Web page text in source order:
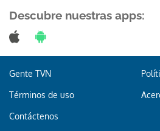
Gracias por suscribirte a
Descubre nuestras apps:
Gente TVN
Términos de uso
Contáctenos